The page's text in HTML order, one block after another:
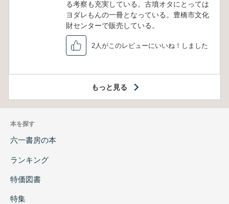
る考察も充実している。古墳オタにとっては
ヨダレもんの一冊となっている。豊橋市文化
財センターで販売している。
2人がこのレビューにいいね！しました
もっと見る
本を探す
六一書房の本
ランキング
特価図書
特集